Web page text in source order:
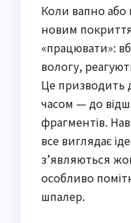
Коли вапно або
новим
«працювати»:
вологу,
Це призводить
часом — до
фрагментів.
все виглядає
з’являються
особливо
шпалер.